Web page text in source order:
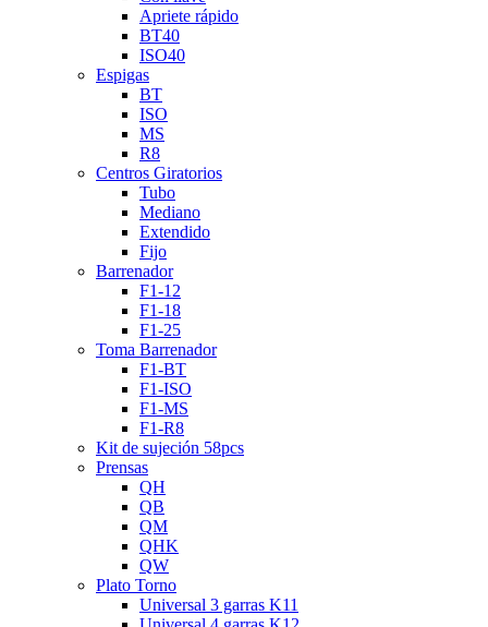
Apriete rápido
BT40
ISO40
Espigas
BT
ISO
MS
R8
Centros Giratorios
Tubo
Mediano
Extendido
Fijo
Barrenador
F1-12
F1-18
F1-25
Toma Barrenador
F1-BT
F1-ISO
F1-MS
F1-R8
Kit de sujeción 58pcs
Prensas
QH
QB
QM
QHK
QW
Plato Torno
Universal 3 garras K11